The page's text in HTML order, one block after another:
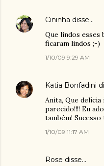
Cininha disse…
Que lindos esses
ficaram lindos ;-)
1/10/09 9:29 AM
Katia Bonfadini
Anita, Que delícia
parecido!!!! Eu
também!
1/10/09 11:17 AM
Rose disse…